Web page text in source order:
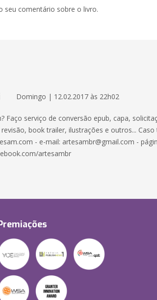
seu comentário sobre o livro.
Domingo | 12.02.2017 às 22h02
Faço serviço de conversão epub, capa,
book trailer, ilustrações e outros...
- e-mail: artesambr@gmail.com -
artesambr